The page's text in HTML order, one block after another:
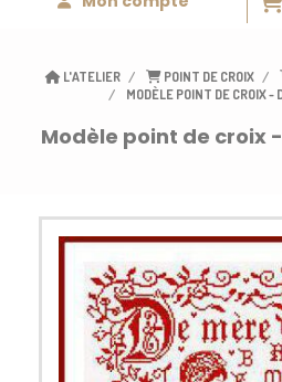
L'ATELIER POINT DE CROIX
MODÈLE POINT DE CROIX -
Modèle point de croix